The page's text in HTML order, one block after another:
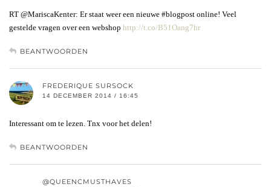
RT @MariscaKenter: Er staat weer een nieuwe #blogpost online! Veel
gestelde vragen over een webshop http://t.co/B51Oang7hr
BEANTWOORDEN
FREDERIQUE SURSOCK
14 DECEMBER 2014 / 16:45
Interessant om te lezen. Tnx voor het delen!
BEANTWOORDEN
@QUEENCMUSTHAVES